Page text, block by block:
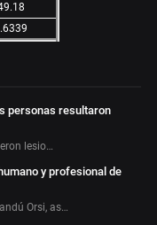
personas resultaron
lesio…
y profesional de
Orsi, as…